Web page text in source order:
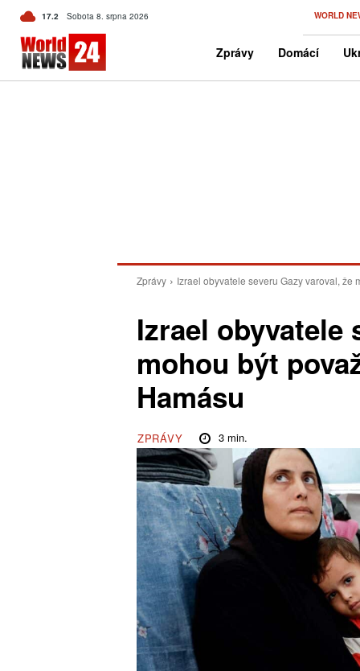
17.2 C Czech
Sobota 8. srpna 2026 WORLD
Zprávy Domácí
Zprávy Izrael obyvatele severu Gazy varoval,
Izrael obyvatele
mohou být
Hamásu
ZPRÁVY 3 min.